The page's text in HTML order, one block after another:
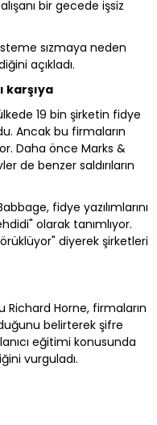
bir gecede işsiz
sızmaya neden
açıkladı.
karşıya
19 bin şirketin fidye
Ancak bu firmaların
Daha önce Marks &
de benzer saldırıların
fidye yazılımlarını
olarak tanımlıyor.
diyerek şirketleri
Richard Horne, firmaların
belirterek şifre
eğitimi konusunda
vurguladı.